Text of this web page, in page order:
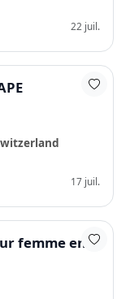
22 juil.
17 juil.
femme en